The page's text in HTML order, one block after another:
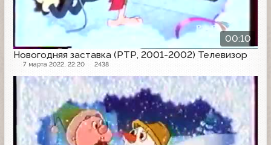
00:10
Новогодняя заставка (РТР, 2001-2002) Телевизор
7 марта 2022, 22:20 2438
Заставка